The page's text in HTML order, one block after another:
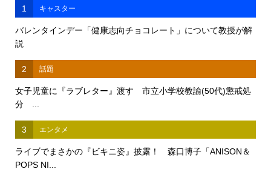
1 キャスター
バレンタインデー「健康志向チョコレート」について教授が解
説
2 話題
女子児童に『ラブレター』渡す 市立小学校教諭(50代)懲戒処
分 ...
3 エンタメ
ライブでまさかの『ビキニ姿』披露！ 森口博子「ANISON＆
POPS NI...